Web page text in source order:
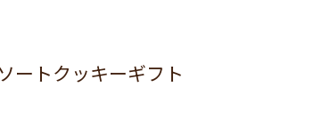
ートクッキーギフト